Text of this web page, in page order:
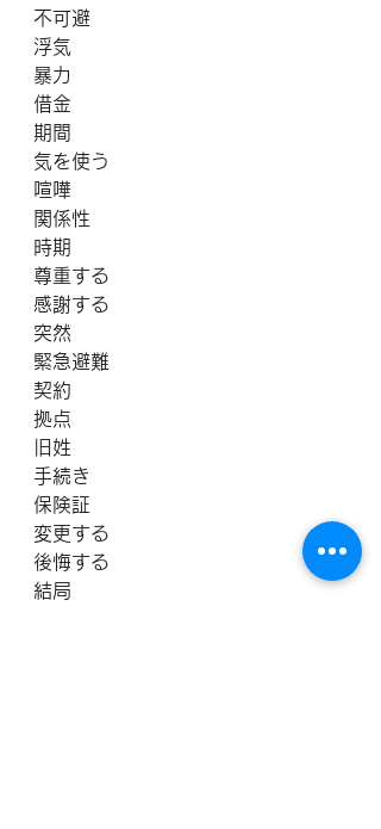
不可避
浮気
暴力
借金
期間
気を使う
喧嘩
関係性
時期
尊重する
感謝する
突然
緊急避難
契約
拠点
旧姓
手続き
保険証
変更する
後悔する
結局